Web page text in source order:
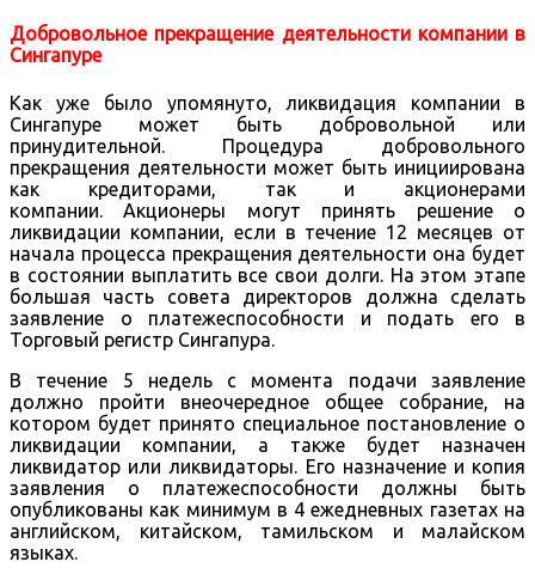
Добровольное прекращение деятельности компании в
Сингапуре
Как уже было упомянуто, ликвидация компании в
Сингапуре может быть добровольной или
принудительной. Процедура добровольного
прекращения деятельности может быть инициирована
как кредиторами, так и акционерами
компании. Акционеры могут принять решение о
ликвидации компании, если в течение 12 месяцев от
начала процесса прекращения деятельности она будет
в состоянии выплатить все свои долги. На этом этапе
большая часть совета директоров должна сделать
заявление о платежеспособности и подать его в
Торговый регистр Сингапура.
В течение 5 недель с момента подачи заявление
должно пройти внеочередное общее собрание, на
котором будет принято специальное постановление о
ликвидации компании, а также будет назначен
ликвидатор или ликвидаторы. Его назначение и копия
заявления о платежеспособности должны быть
опубликованы как минимум в 4 ежедневных газетах на
английском, китайском, тамильском и малайском
языках.